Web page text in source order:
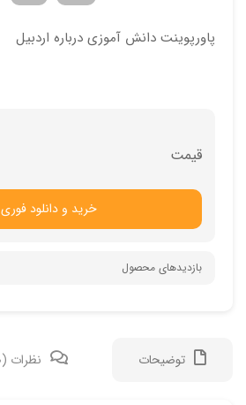
پاورپوینت دانش آموزی درباره اردبیل
خرید و دانلود فوری
بازدیدهای محصول
توضیحات نظرات (0)